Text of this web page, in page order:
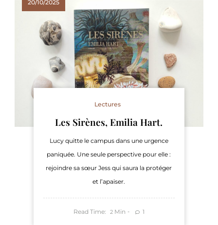
20/10/2025
Lectures
Les Sirènes, Emilia Hart.
Lucy quitte le campus dans une urgence
paniquée. Une seule perspective pour elle :
rejoindre sa sœur Jess qui saura la protéger
et l’apaiser.
Read Time: 2 Min 1